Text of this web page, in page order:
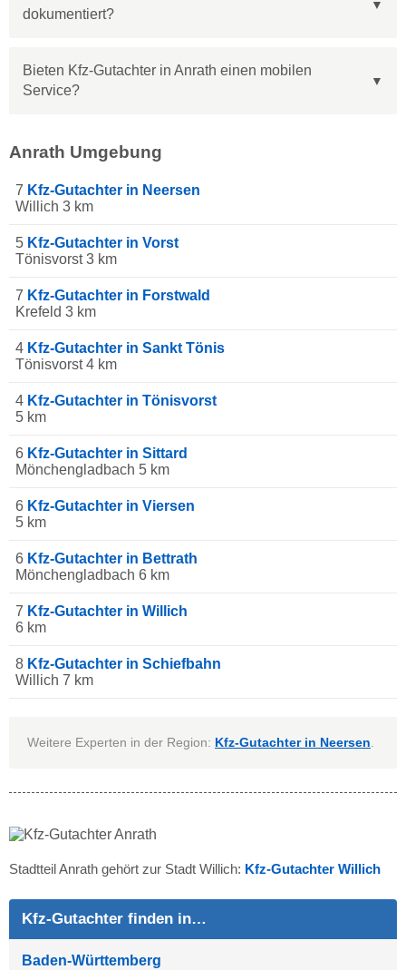
dokumentiert?
Bieten Kfz-Gutachter in Anrath einen mobilen
Service?
Anrath Umgebung
7 Kfz-Gutachter in Neersen
Willich 3 km
5 Kfz-Gutachter in Vorst
Tönisvorst 3 km
7 Kfz-Gutachter in Forstwald
Krefeld 3 km
4 Kfz-Gutachter in Sankt Tönis
Tönisvorst 4 km
4 Kfz-Gutachter in Tönisvorst
5 km
6 Kfz-Gutachter in Sittard
Mönchengladbach 5 km
6 Kfz-Gutachter in Viersen
5 km
6 Kfz-Gutachter in Bettrath
Mönchengladbach 6 km
7 Kfz-Gutachter in Willich
6 km
8 Kfz-Gutachter in Schiefbahn
Willich 7 km
Weitere Experten in der Region: Kfz-Gutachter in Neersen.
Stadtteil Anrath gehört zur Stadt Willich: Kfz-Gutachter Willich
Kfz-Gutachter finden in…
Baden-Württemberg